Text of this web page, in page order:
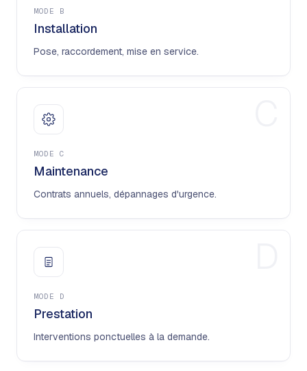
MODE B
Installation
Pose, raccordement, mise en service.
MODE C
Maintenance
Contrats annuels, dépannages d'urgence.
MODE D
Prestation
Interventions ponctuelles à la demande.